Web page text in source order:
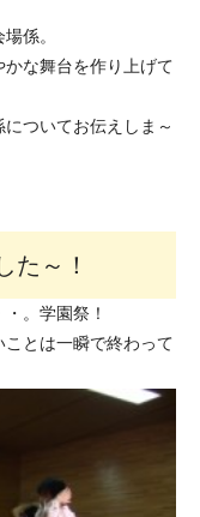
係。
な舞台を作り上げて
ついてお伝えしま～
た～！
。学園祭！
とは一瞬で終わって